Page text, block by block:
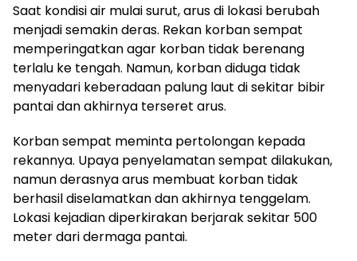
Saat kondisi air mulai surut, arus di lokasi berubah
menjadi semakin deras. Rekan korban sempat
memperingatkan agar korban tidak berenang
terlalu ke tengah. Namun, korban diduga tidak
menyadari keberadaan palung laut di sekitar bibir
pantai dan akhirnya terseret arus.
Korban sempat meminta pertolongan kepada
rekannya. Upaya penyelamatan sempat dilakukan,
namun derasnya arus membuat korban tidak
berhasil diselamatkan dan akhirnya tenggelam.
Lokasi kejadian diperkirakan berjarak sekitar 500
meter dari dermaga pantai.